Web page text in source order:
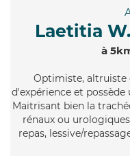
Laetitia
à
Optimiste, altruiste
d'expérience et
Maitrisant bien la
rénaux ou
repas, lessive/